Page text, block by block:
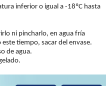
inferior o igual a -18ºC hasta
ni pincharlo, en agua fría
tiempo, sacar del envase.
de agua.